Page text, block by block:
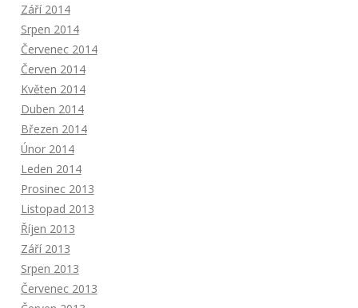
Září 2014
Srpen 2014
Červenec 2014
Červen 2014
Květen 2014
Duben 2014
Březen 2014
Únor 2014
Leden 2014
Prosinec 2013
Listopad 2013
Říjen 2013
Září 2013
Srpen 2013
Červenec 2013